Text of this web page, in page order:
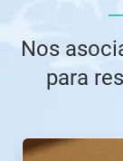
Nos
para
Esto
es